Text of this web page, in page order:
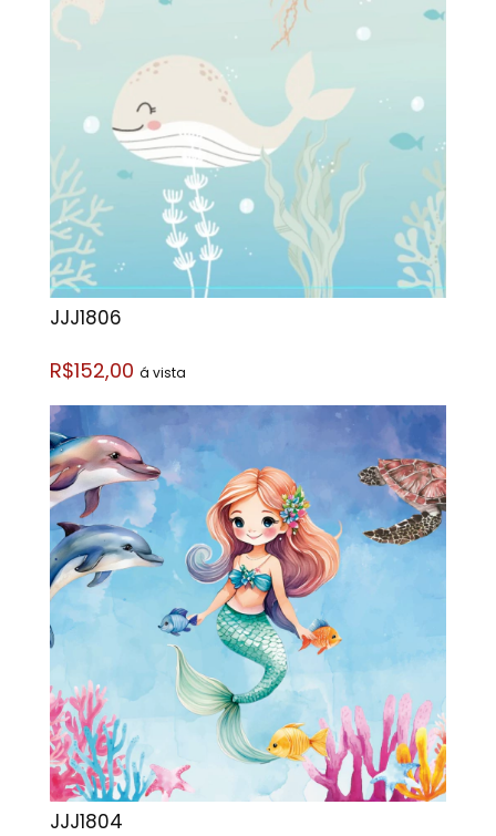
JJJ1806
R$152,00 á vista
JJJ1804